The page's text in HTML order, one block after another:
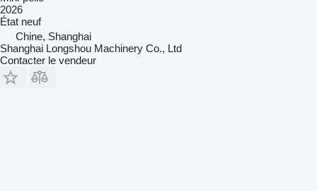
2026
État neuf
Chine, Shanghai
Shanghai Longshou Machinery Co., Ltd
Contacter le vendeur